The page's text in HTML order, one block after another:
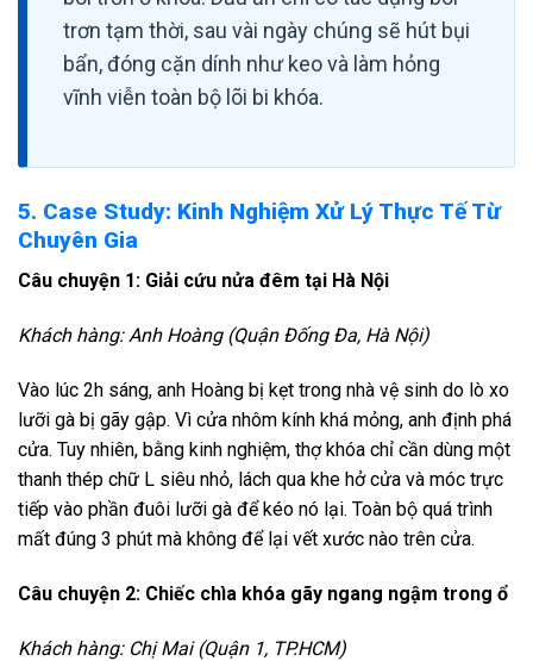
trơn tạm thời, sau vài ngày chúng sẽ hút bụi
bẩn, đóng cặn dính như keo và làm hỏng
vĩnh viễn toàn bộ lõi bi khóa.
5. Case Study: Kinh Nghiệm Xử Lý Thực Tế Từ
Chuyên Gia
Câu chuyện 1: Giải cứu nửa đêm tại Hà Nội
Khách hàng: Anh Hoàng (Quận Đống Đa, Hà Nội)
Vào lúc 2h sáng, anh Hoàng bị kẹt trong nhà vệ sinh do lò xo
lưỡi gà bị gãy gập. Vì cửa nhôm kính khá mỏng, anh định phá
cửa. Tuy nhiên, bằng kinh nghiệm, thợ khóa chỉ cần dùng một
thanh thép chữ L siêu nhỏ, lách qua khe hở cửa và móc trực
tiếp vào phần đuôi lưỡi gà để kéo nó lại. Toàn bộ quá trình
mất đúng 3 phút mà không để lại vết xước nào trên cửa.
Câu chuyện 2: Chiếc chìa khóa gãy ngang ngậm trong ổ
Khách hàng: Chị Mai (Quận 1, TP.HCM)